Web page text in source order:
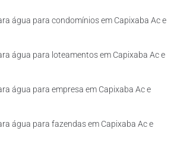
água para condomínios em Capixaba Ac e
água para loteamentos em Capixaba Ac e
água para empresa em Capixaba Ac e
água para fazendas em Capixaba Ac e